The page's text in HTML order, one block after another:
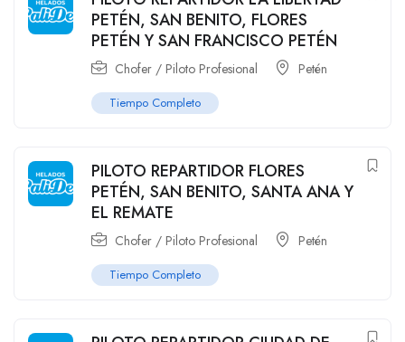
PETÉN, SAN BENITO, FLORES
PETÉN Y SAN FRANCISCO PETÉN
Chofer / Piloto Profesional Petén
Tiempo Completo
PILOTO REPARTIDOR FLORES
PETÉN, SAN BENITO, SANTA ANA Y
EL REMATE
Chofer / Piloto Profesional Petén
Tiempo Completo